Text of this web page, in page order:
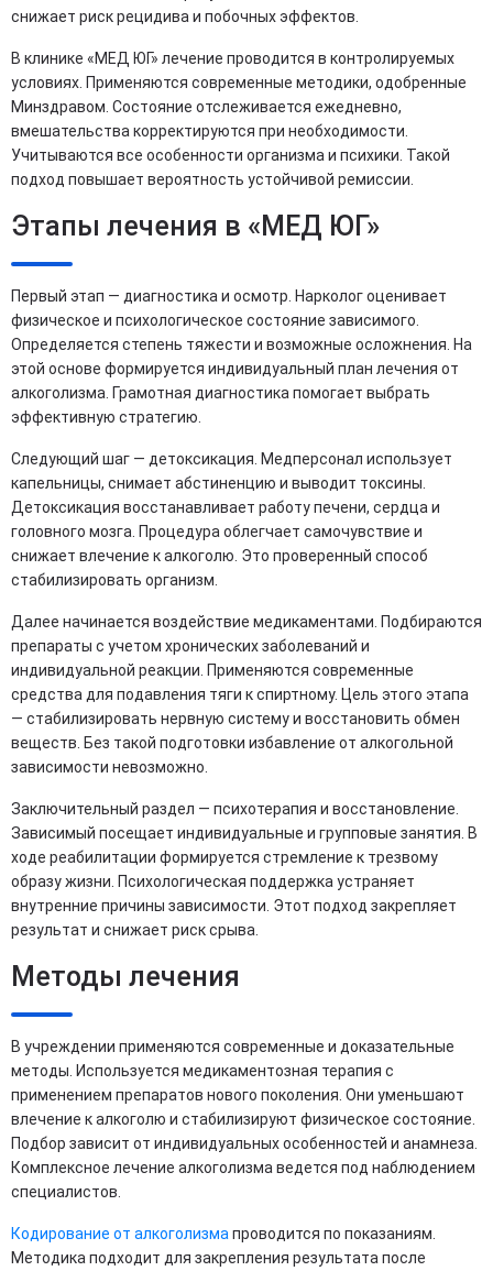
снижает риск рецидива и побочных эффектов.
В клинике «МЕД ЮГ» лечение проводится в контролируемых
условиях. Применяются современные методики, одобренные
Минздравом. Состояние отслеживается ежедневно,
вмешательства корректируются при необходимости.
Учитываются все особенности организма и психики. Такой
подход повышает вероятность устойчивой ремиссии.
Этапы лечения в «МЕД ЮГ»
Первый этап — диагностика и осмотр. Нарколог оценивает
физическое и психологическое состояние зависимого.
Определяется степень тяжести и возможные осложнения. На
этой основе формируется индивидуальный план лечения от
алкоголизма. Грамотная диагностика помогает выбрать
эффективную стратегию.
Следующий шаг — детоксикация. Медперсонал использует
капельницы, снимает абстиненцию и выводит токсины.
Детоксикация восстанавливает работу печени, сердца и
головного мозга. Процедура облегчает самочувствие и
снижает влечение к алкоголю. Это проверенный способ
стабилизировать организм.
Далее начинается воздействие медикаментами. Подбираются
препараты с учетом хронических заболеваний и
индивидуальной реакции. Применяются современные
средства для подавления тяги к спиртному. Цель этого этапа
— стабилизировать нервную систему и восстановить обмен
веществ. Без такой подготовки избавление от алкогольной
зависимости невозможно.
Заключительный раздел — психотерапия и восстановление.
Зависимый посещает индивидуальные и групповые занятия. В
ходе реабилитации формируется стремление к трезвому
образу жизни. Психологическая поддержка устраняет
внутренние причины зависимости. Этот подход закрепляет
результат и снижает риск срыва.
Методы лечения
В учреждении применяются современные и доказательные
методы. Используется медикаментозная терапия с
применением препаратов нового поколения. Они уменьшают
влечение к алкоголю и стабилизируют физическое состояние.
Подбор зависит от индивидуальных особенностей и анамнеза.
Комплексное лечение алкоголизма ведется под наблюдением
специалистов.
Кодирование от алкоголизма проводится по показаниям.
Методика подходит для закрепления результата после